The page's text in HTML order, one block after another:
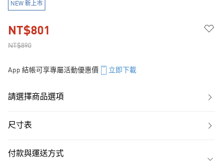
NEW 新上市
NT$890
NT$801
App 結帳可享專屬活動優惠價 立即下載
請選擇商品選項
尺寸表
付款與運送方式